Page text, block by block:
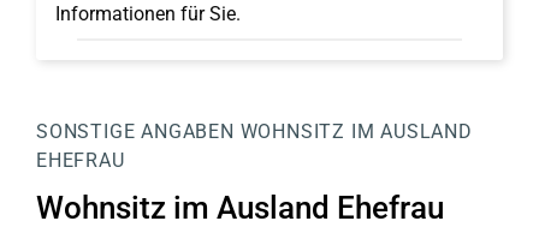
Informationen für Sie.
SONSTIGE ANGABEN WOHNSITZ IM AUSLAND
EHEFRAU
Wohnsitz im Ausland Ehefrau